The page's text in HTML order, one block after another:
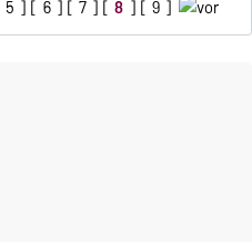
5 ] [ 6 ] [ 7 ] [ 8 ] [ 9 ]